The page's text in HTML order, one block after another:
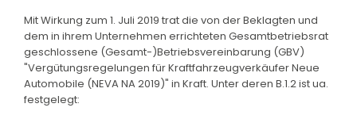
Mit Wirkung zum 1. Juli 2019 trat die von der Beklagten und
dem in ihrem Unternehmen errichteten Gesamtbetriebsrat
geschlossene (Gesamt-)Betriebsvereinbarung (GBV)
"Vergütungsregelungen für Kraftfahrzeugverkäufer Neue
Automobile (NEVA NA 2019)" in Kraft. Unter deren B.1.2 ist ua.
festgelegt: